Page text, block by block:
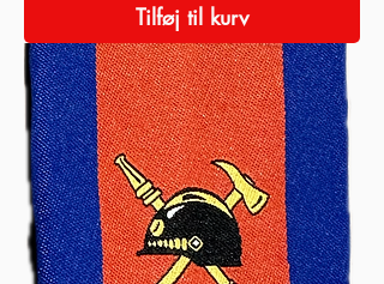
Tilføj til kurv